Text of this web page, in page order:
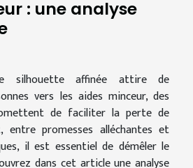
: une analyse
silhouette affinée attire de
vers les aides minceur, des
de faciliter la perte de
entre promesses alléchantes et
il est essentiel de démêler le
dans cet article une analyse